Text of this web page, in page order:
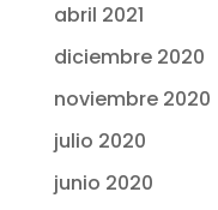
abril 2021
diciembre 2020
noviembre 2020
julio 2020
junio 2020